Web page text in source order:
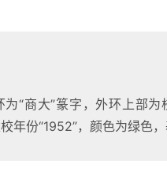
“商大”篆字，外环上部为
年份“1952”，颜色为绿色